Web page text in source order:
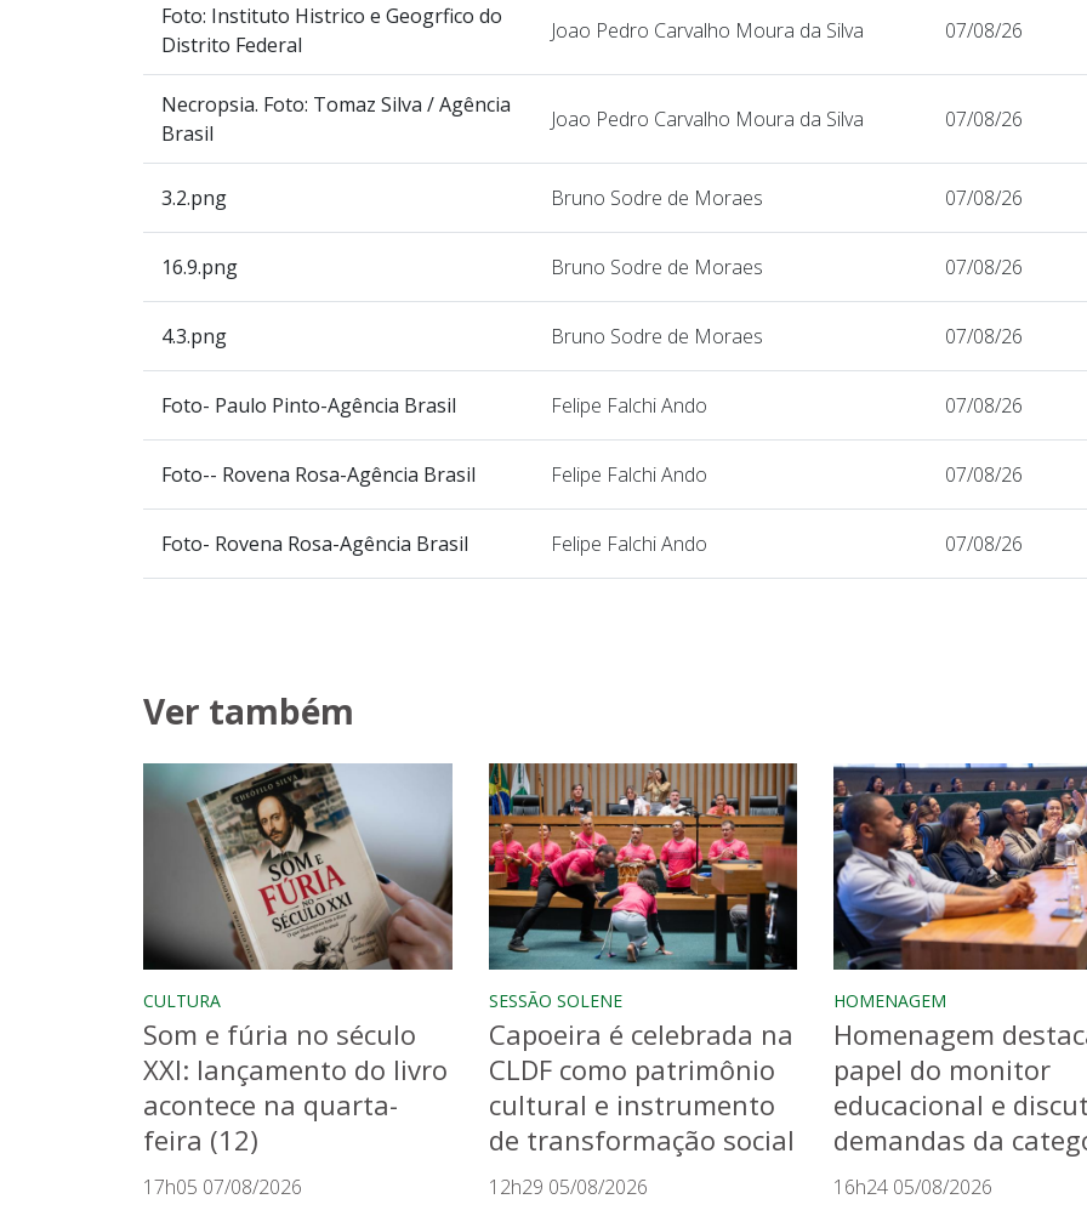
Foto: Instituto Histrico e Geogrfico do
Distrito Federal
Joao Pedro Carvalho Moura da Silva 07/08/26
Necropsia. Foto: Tomaz Silva / Agência
Brasil
Joao Pedro Carvalho Moura da Silva 07/08/26
3.2.png Bruno Sodre de Moraes 07/08/26
16.9.png Bruno Sodre de Moraes 07/08/26
4.3.png Bruno Sodre de Moraes 07/08/26
Foto- Paulo Pinto-Agência Brasil Felipe Falchi Ando 07/08/26
Foto-- Rovena Rosa-Agência Brasil Felipe Falchi Ando 07/08/26
Foto- Rovena Rosa-Agência Brasil Felipe Falchi Ando 07/08/26
Ver também
CULTURA
Som e fúria no século
XXI: lançamento do livro
acontece na quarta-
feira (12)
17h05 07/08/2026
SESSÃO SOLENE
Capoeira é celebrada na
CLDF como patrimônio
cultural e instrumento
de transformação social
12h29 05/08/2026
HOMENAGEM
Homenagem
papel do monitor
educacional e
demandas da
16h24 05/08/2026